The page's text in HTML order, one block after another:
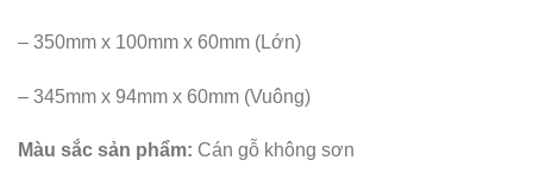
– 350mm x 100mm x 60mm (Lớn)
– 345mm x 94mm x 60mm (Vuông)
Màu sắc sản phẩm: Cán gỗ không sơn